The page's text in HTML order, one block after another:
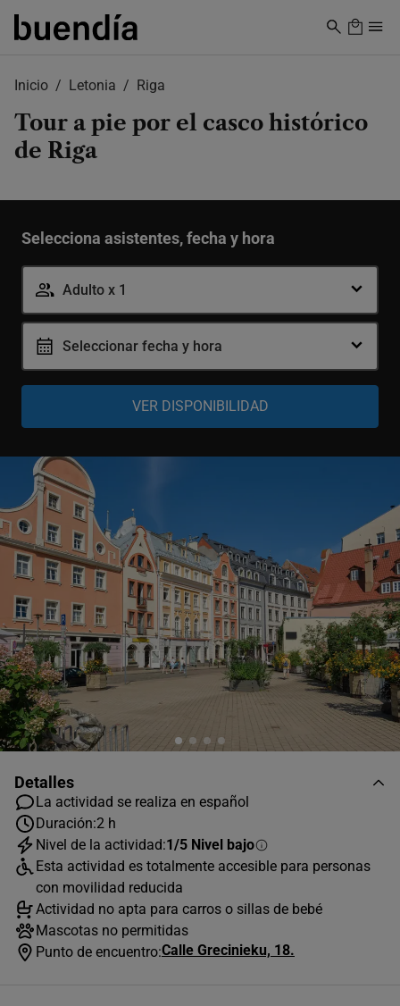
Skip
Inicio Letonia Riga
Tour a pie por el casco histórico
de Riga
Selecciona asistentes, fecha y hora
Adulto x 1
Adulto
- +
Seleccionar fecha y hora
AGOSTO 2026
L
M X J
1
2
3
4 5 6 7 8
9
Detalles
La actividad se realiza en español
Duración:2 h
Nivel de la actividad:1/5 Nivel bajo
Esta actividad es totalmente accesible para personas
con movilidad reducida
Actividad no apta para carros o sillas de bebé
Mascotas no permitidas
Punto de encuentro:Calle Grecinieku, 18.